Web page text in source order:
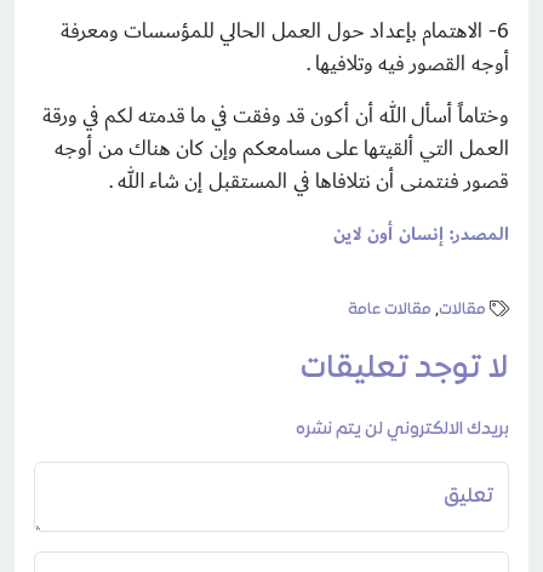
6- الاهتمام بإعداد حول العمل الحالي للمؤسسات ومعرفة
أوجه القصور فيه وتلافيها .
وختاماً أسأل الله أن أكون قد وفقت في ما قدمته لكم في ورقة
العمل التي ألقيتها على مسامعكم وإن كان هناك من أوجه
قصور فنتمنى أن نتلافاها في المستقبل إن شاء الله .
المصدر: إنسان أون لاين
مقالات, مقالات عامة
لا توجد تعليقات
بريدك الالكتروني لن يتم نشره
تعليق